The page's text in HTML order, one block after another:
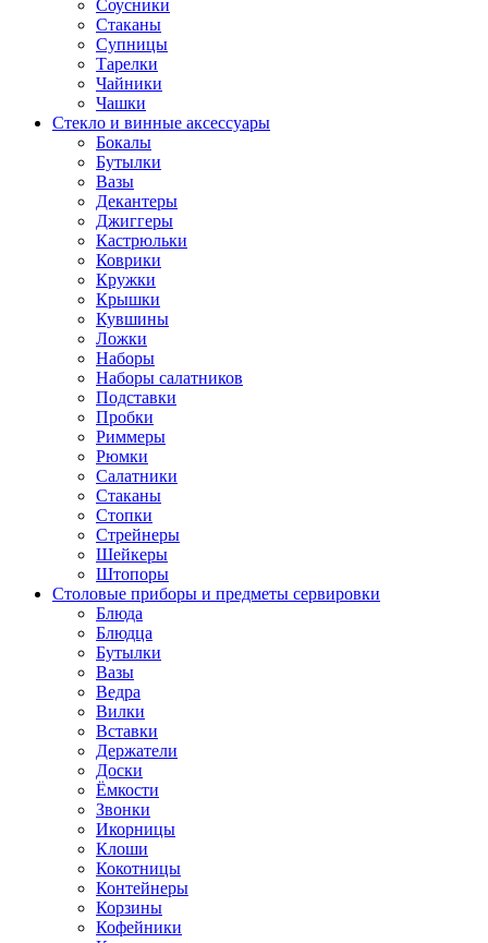
Соусники
Стаканы
Супницы
Тарелки
Чайники
Чашки
Стекло и винные аксессуары
Бокалы
Бутылки
Вазы
Декантеры
Джиггеры
Кастрюльки
Коврики
Кружки
Крышки
Кувшины
Ложки
Наборы
Наборы салатников
Подставки
Пробки
Риммеры
Рюмки
Салатники
Стаканы
Стопки
Стрейнеры
Шейкеры
Штопоры
Столовые приборы и предметы сервировки
Блюда
Блюдца
Бутылки
Вазы
Ведра
Вилки
Вставки
Держатели
Доски
Ёмкости
Звонки
Икорницы
Клоши
Кокотницы
Контейнеры
Корзины
Кофейники